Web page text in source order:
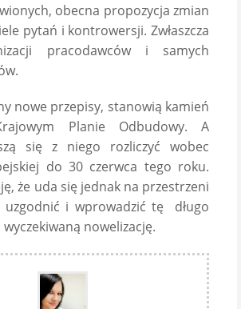
obecna propozycja zmian
pytań i kontrowersji. Zwłaszcza
pracodawców i samych
nowe przepisy, stanowią kamień
Planie Odbudowy. A
się z niego rozliczyć wobec
do 30 czerwca tego roku.
że uda się jednak na przestrzeni
uzgodnić i wprowadzić tę długo
nowelizację.